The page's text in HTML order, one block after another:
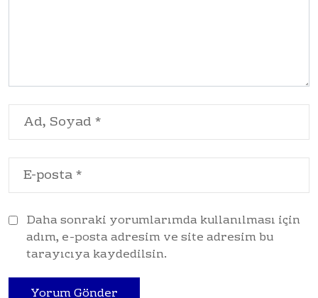
Daha sonraki yorumlarımda kullanılması için
adım, e-posta adresim ve site adresim bu
tarayıcıya kaydedilsin.